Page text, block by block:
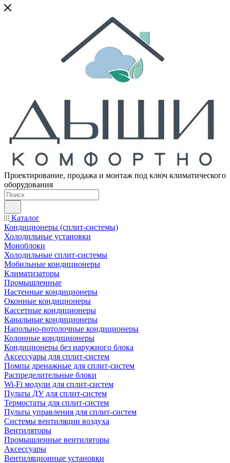
Проектирование, продажа и монтаж под ключ климатического
оборудования
Каталог
Кондиционеры (сплит-системы)
Холодильные установки
Моноблоки
Холодильные сплит-системы
Мобильные кондиционеры
Климатизаторы
Промышленные
Настенные кондиционеры
Оконные кондиционеры
Кассетные кондиционеры
Канальные кондиционеры
Напольно-потолочные кондиционеры
Колонные кондиционеры
Кондиционеры без наружного блока
Аксессуары для сплит-систем
Помпы дренажные для сплит-систем
Распределительные блоки
Wi-Fi модули для сплит-систем
Пульты ДУ для сплит-систем
Термостаты для сплит-систем
Пульты управления для сплит-систем
Системы вентиляции воздуха
Вентиляторы
Промышленные вентиляторы
Аксессуары
Вентиляционные установки